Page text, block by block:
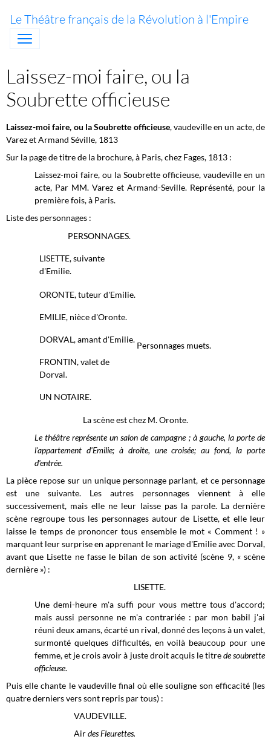
Le Théâtre français de la Révolution à l'Empire
Laissez-moi faire, ou la
Soubrette officieuse
Laissez-moi faire, ou la Soubrette officieuse, vaudeville en un acte, de
Varez et Armand Séville, 1813
Sur la page de titre de la brochure, à Paris, chez Fages, 1813 :
Laissez-moi faire, ou la Soubrette officieuse, vaudeville en un
acte, Par MM. Varez et Armand-Seville. Représenté, pour la
première fois, à Paris.
Liste des personnages :
PERSONNAGES.
LISETTE, suivante
d'Emilie.
ORONTE, tuteur d'Emilie.
EMILIE, nièce d'Oronte.
DORVAL, amant d'Emilie.
FRONTIN, valet de
Dorval.
UN NOTAIRE.
Personnages muets.
La scène est chez M. Oronte.
Le théâtre représente un salon de campagne ; à gauche, la porte de
l'appartement d'Emilie; à droite, une croisée; au fond, la porte
d'entrée.
La pièce repose sur un unique personnage parlant, et ce personnage
est une suivante. Les autres personnages viennent à elle
successivement, mais elle ne leur laisse pas la parole. La dernière
scène regroupe tous les personnages autour de Lisette, et elle leur
laisse le temps de prononcer tous ensemble le mot « Comment ! »
marquant leur surprise en apprenant le mariage d'Emilie avec Dorval,
avant que Lisette ne fasse le bilan de son activité (scène 9, « scène
dernière ») :
LISETTE.
Une demi-heure m'a suffi pour vous mettre tous d'accord;
mais aussi personne ne m'a contrariée : par mon babil j'ai
réuni deux amans, écarté un rival, donné des leçons à un valet,
surmonté quelques difficultés, en voilà beaucoup pour une
femme, et je crois avoir à juste droit acquis le titrede soubrette
officieuse.
Puis elle chante le vaudeville final où elle souligne son efficacité (les
quatre derniers vers sont repris par tous) :
VAUDEVILLE.
Airdes Fleurettes.